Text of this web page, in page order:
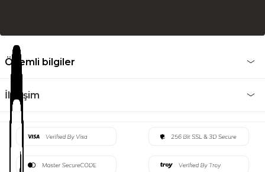
Önemli bilgiler
İletişim